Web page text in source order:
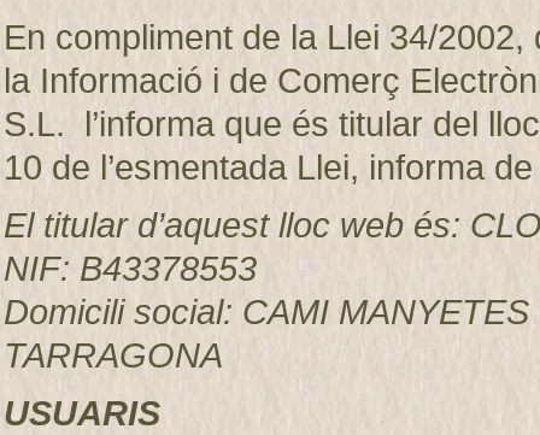
En compliment de la Llei 34/2002,
la Informació i de Comerç
S.L. l’informa que és titular del
10 de l’esmentada Llei, informa
El titular d’aquest lloc web és:
NIF: B43378553
Domicili social: CAMI
TARRAGONA
USUARIS